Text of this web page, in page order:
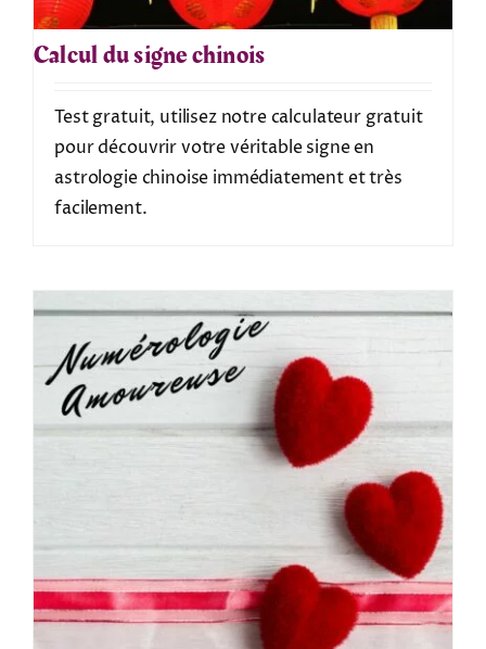
Calcul du signe chinois
Test gratuit, utilisez notre calculateur gratuit
pour découvrir votre véritable signe en
astrologie chinoise immédiatement et très
facilement.